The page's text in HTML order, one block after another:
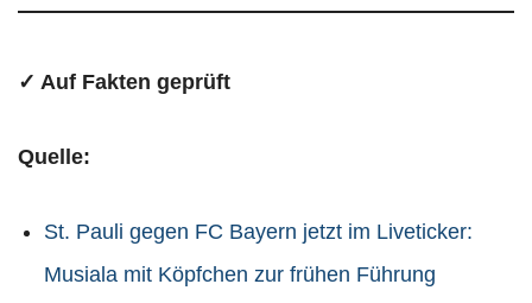
✓ Auf Fakten geprüft
Quelle:
St. Pauli gegen FC Bayern jetzt im Liveticker:
Musiala mit Köpfchen zur frühen Führung